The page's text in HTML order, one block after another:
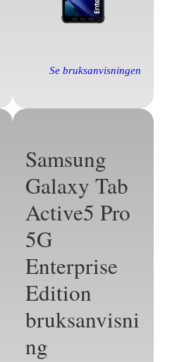
Se bruksanvisningen
Samsung
Galaxy Tab
Active5 Pro
5G
Enterprise
Edition
bruksanvisni
ng